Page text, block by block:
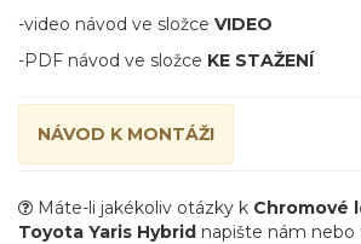
-video návod ve složce VIDEO
-PDF návod ve složce KE STAŽENÍ
NÁVOD K MONTÁŽI
Máte-li jakékoliv otázky k Chromové
Toyota Yaris Hybrid napište nám nebo